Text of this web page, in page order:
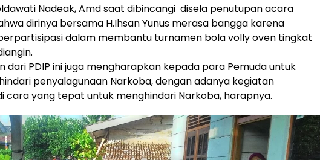
Nadeak, Amd saat dibincangi disela penutupan acara
dirinya bersama H.Ihsan Yunus merasa bangga karena
dalam membantu turnamen bola volly oven tingkat
dari PDIP ini juga mengharapkan kepada para Pemuda untuk
penyalagunaan Narkoba, dengan adanya kegiatan
cara yang tepat untuk menghindari Narkoba, harapnya.